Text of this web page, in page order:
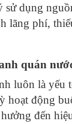
sử dụng
lãng phí,
quán
luôn là yếu
hoạt động
đến